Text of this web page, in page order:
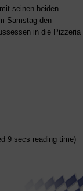
seinen beiden
Samstag den
in die Pizzeria
9 secs reading time)